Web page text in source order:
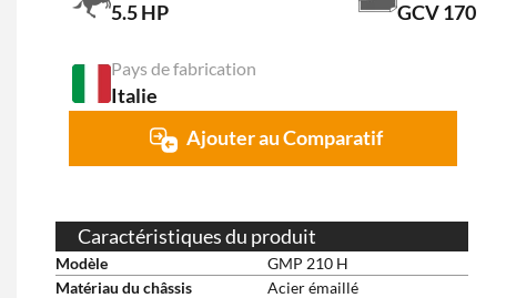
5.5 HP GCV 170
Pays de fabrication
Italie
Ajouter au Comparatif
Caractéristiques du produit
Modèle
GMP 210 H
Matériau du châssis
Acier émaillé